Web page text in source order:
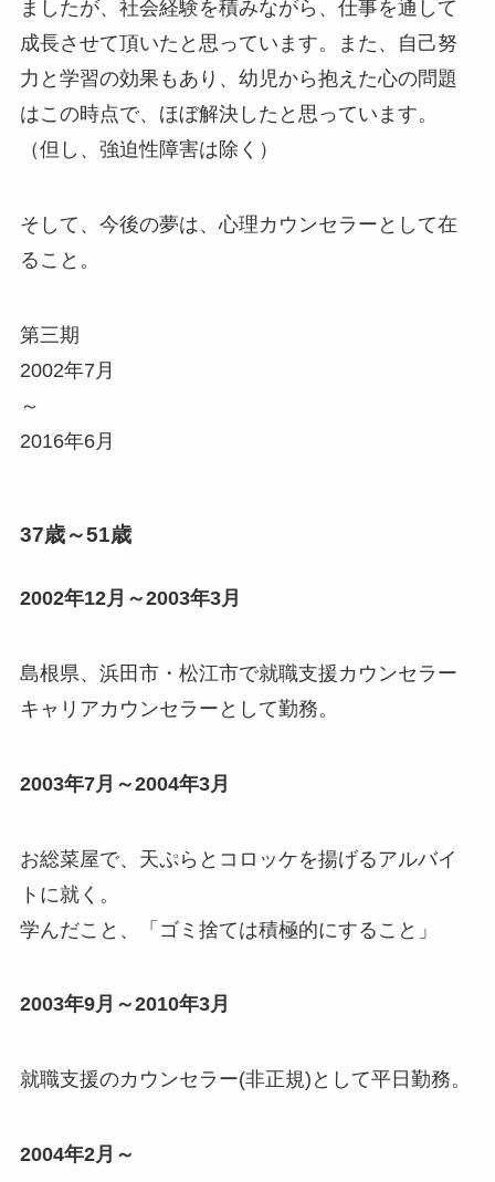
ましたが、社会経験を積みながら、仕事を通して
成長させて頂いたと思っています。また、自己努
力と学習の効果もあり、幼児から抱えた心の問題
はこの時点で、ほぼ解決したと思っています。
（但し、強迫性障害は除く）
そして、今後の夢は、心理カウンセラーとして在
ること。
第三期
2002年7月
～
2016年6月
37歳～51歳
2002年12月～2003年3月
島根県、浜田市・松江市で就職支援カウンセラー
キャリアカウンセラーとして勤務。
2003年7月～2004年3月
お総菜屋で、天ぷらとコロッケを揚げるアルバイ
トに就く。
学んだこと、「ゴミ捨ては積極的にすること」
2003年9月～2010年3月
就職支援のカウンセラー(非正規)として平日勤務。
2004年2月～